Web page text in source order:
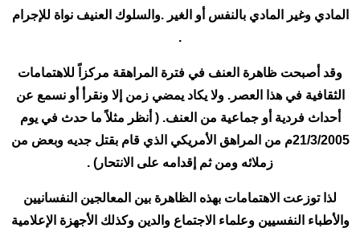
المادي وغير المادي بالنفس أو الغير .والسلوك العنيف نواة للإجرام
.
وقد أصبحت ظاهرة العنف في فترة المراهقة مركزاً للاهتمامات
الثقافية في هذا العصر. ولا يكاد يمضي زمن إلا ونقرأ أو نسمع عن
أحداث فردية أو جماعية من العنف. ( أنظر مثلاً ما حدث في يوم
21/3/2005م من المراهق الأمريكي الذي قام بقتل جديه وبعض من
زملائه ومن ثم إقدامه على الانتحار) .
لذا توزعت الاهتمامات بهذه الظاهرة بين المعالجين النفسانيين
والأطباء النفسيين وعلماء الاجتماع والدين وكذلك الأجهزة الإعلامية